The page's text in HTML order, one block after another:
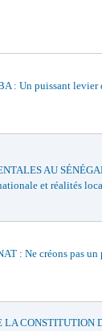
: Un puissant levier
AU
et réalités
: Ne créons pas
LA CONSTITUTION